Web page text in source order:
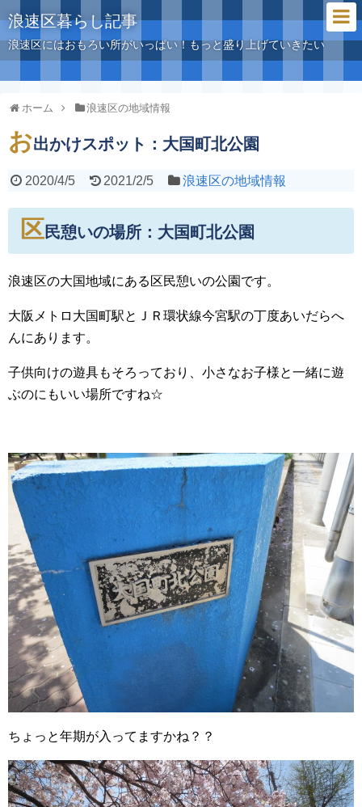
浪速区暮らし記事
浪速区にはおもろい所がいっぱい！もっと盛り上げていきたい
ホーム 浪速区の地域情報
お出かけスポット：大国町北公園
2020/4/5 2021/2/5 浪速区の地域情報
区民憩いの場所：大国町北公園
浪速区の大国地域にある区民憩いの公園です。
大阪メトロ大国町駅とＪＲ環状線今宮駅の丁度あいだらへ
んにあります。
子供向けの遊具もそろっており、小さなお子様と一緒に遊
ぶのにもいい場所ですね☆
ちょっと年期が入ってますかね？？